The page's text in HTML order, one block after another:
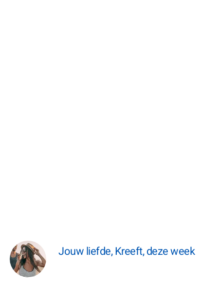
Jouw liefde, Kreeft, deze week